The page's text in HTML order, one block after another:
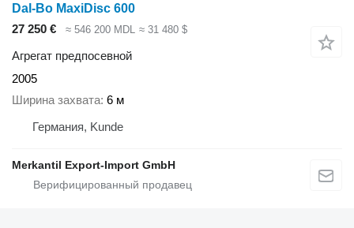
Dal-Bo MaxiDisc 600
27 250 €
≈ 546 200 MDL ≈ 31 480 $
Агрегат предпосевной
2005
Ширина захвата 6 м
Германия, Kunde
Merkantil Export-Import GmbH